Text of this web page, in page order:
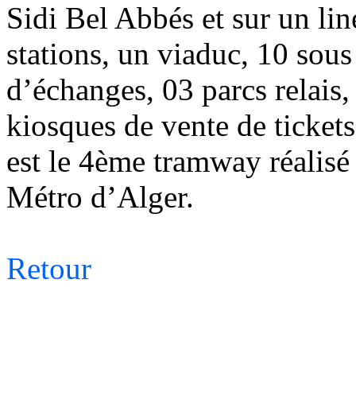
Sidi Bel Abbés et sur un
stations, un viaduc, 10
d’échanges, 03 parcs
kiosques de vente de
est le 4ème tramway
Métro d’Alger.
Retour